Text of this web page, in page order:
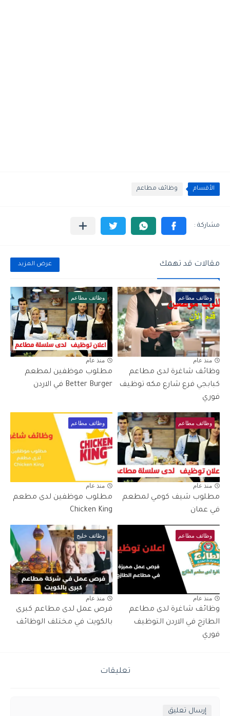
الأقسام وظائف مطاعم
مقالات قد تهمك عرض المزيد
وظائف مطاعم
منذ عام
وظائف شاغرة لدى مطاعم
كبابجي فرع شارع مكه توظيف
فوري
وظائف مطاعم
منذ عام
مطلوب موظفين لمطعم
Better Burger في الاردن
وظائف مطاعم
منذ عام
مطلوب شيف كومي لمطعم
في عمان
وظائف مطاعم
منذ عام
مطلوب موظفين لدى مطعم
Chicken King
وظائف مطاعم
منذ عام
وظائف شاغرة لدى مطاعم
الطازج في الاردن التوظيف
فوري
وظائف خليج
منذ عام
فرص عمل لدى مطاعم كبرى
بالكويت في مختلف الوظائف
تعليقات
إرسال تعليق